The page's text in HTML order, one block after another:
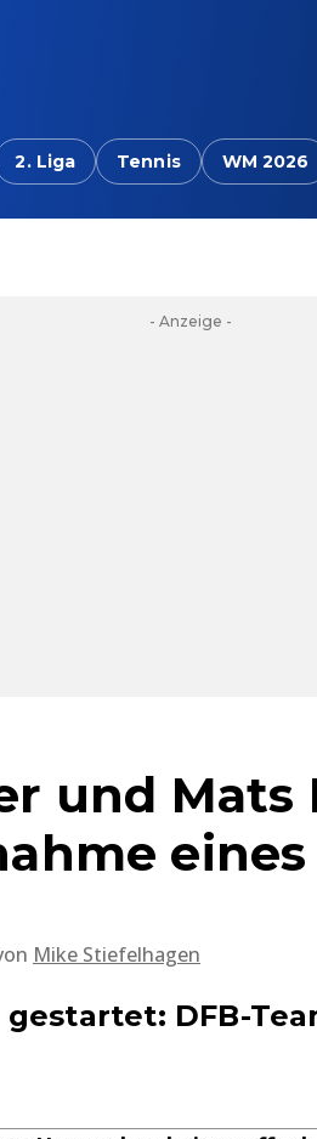
2. Liga Tennis WM 2026
- Anzeige -
und Mats
Mike Stiefelhagen
DFB-